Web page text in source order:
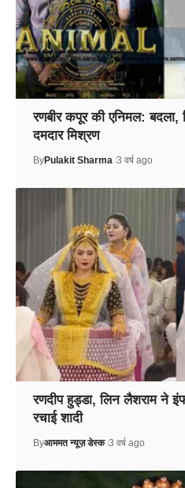
रणबीर कपूर की एनिमल:
दमदार मिश्रण
ByPulakit Sharma 3 वर्ष ago
रणदीप हुड्डा, लिन लैशराम ने
रचाई शादी
Byआममत न्यूज़ डेस्क 3 वर्ष ago